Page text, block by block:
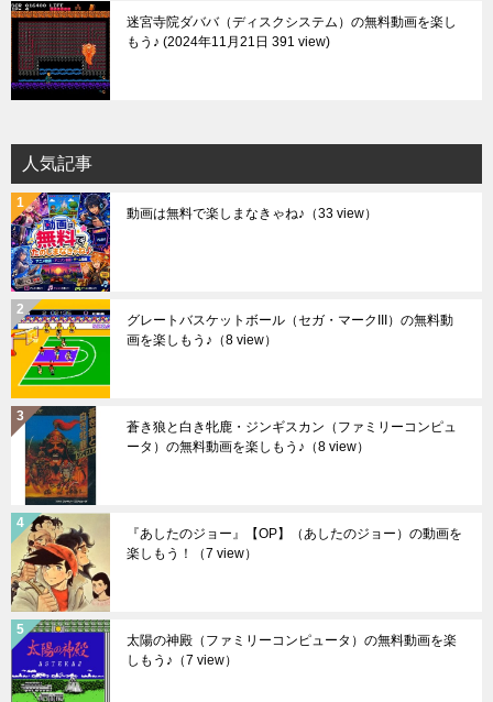
迷宮寺院ダババ（ディスクシステム）の無料動画を楽し
もう♪ 2024年11月21日 391 view
人気記事
動画は無料で楽しまなきゃね♪ （33 view）
グレートバスケットボール（セガ・マークIII）の無料動
画を楽しもう♪ （8 view）
蒼き狼と白き牝鹿・ジンギスカン（ファミリーコンピュ
ータ）の無料動画を楽しもう♪ （8 view）
『あしたのジョー』【OP】（あしたのジョー）の動画を
楽しもう！
（7 view）
太陽の神殿（ファミリーコンピュータ）の無料動画を楽
しもう♪ （7 view）